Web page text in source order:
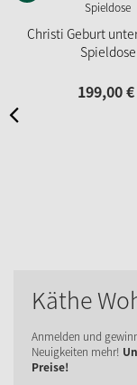
Christi Geburt
Spieldose
199,00€
Käthe
Anmelden und
Neuigkeiten mehr!
Preise!